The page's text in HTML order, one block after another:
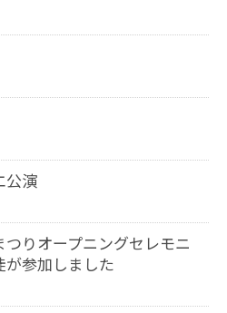
公演
りオープニングセレモニ
参加しました